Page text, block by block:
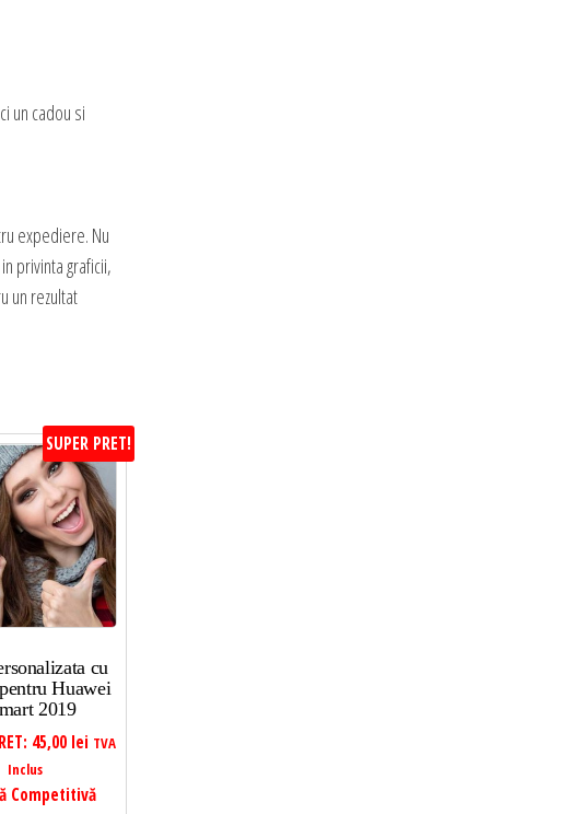
un cadou si
expediere. Nu
privinta graficii,
un rezultat
SUPER PRET!
cu
Huawei
2019
45,00 lei TVA
Inclus
Competitivă